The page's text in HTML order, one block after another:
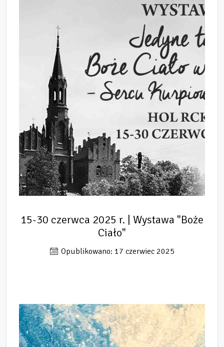
15-30 czerwca 2025 r. | Wystawa "Boże
Ciało"
Opublikowano: 17 czerwiec 2025